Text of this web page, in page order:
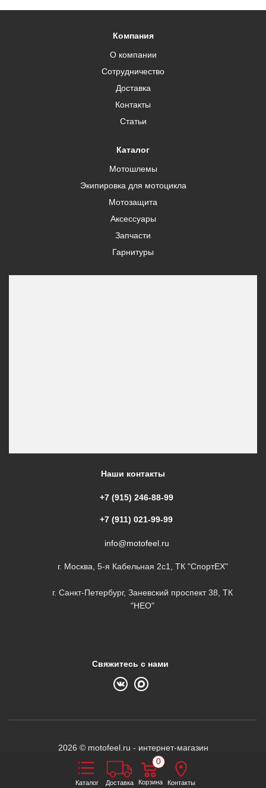
Каталог Доставка
0
Корзина Контакты
Компания
О компании
Сотрудничество
Доставка
Контакты
Статьи
Каталог
Мотошлемы
Экипировка для мотоцикла
Мотозащита
Аксессуары
Запчасти
Гарнитуры
Наши контакты
+7 (915) 246-88-99
+7 (911) 021-99-99
info@motofeel.ru
г. Москва, 5-я Кабельная 2с1, ТК "СпортЕХ"
г. Санкт-Петербург, Заневский проспект 38, ТК
"НЕО"
Свяжитесь с нами
2026 © motofeel.ru - интернет-магазин